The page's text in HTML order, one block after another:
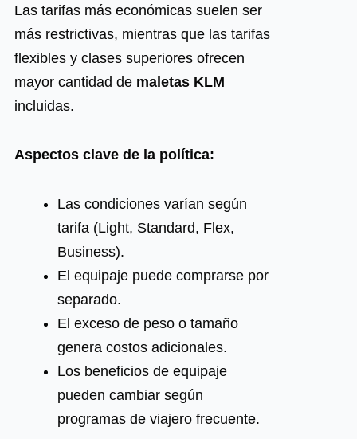
Las tarifas más económicas suelen ser
más restrictivas, mientras que las tarifas
flexibles y clases superiores ofrecen
mayor cantidad de maletas KLM
incluidas.
Aspectos clave de la política:
Las condiciones varían según
tarifa (Light, Standard, Flex,
Business).
El equipaje puede comprarse por
separado.
El exceso de peso o tamaño
genera costos adicionales.
Los beneficios de equipaje
pueden cambiar según
programas de viajero frecuente.